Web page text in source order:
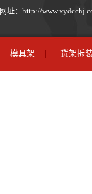
网址：http://
模具架 货架拆